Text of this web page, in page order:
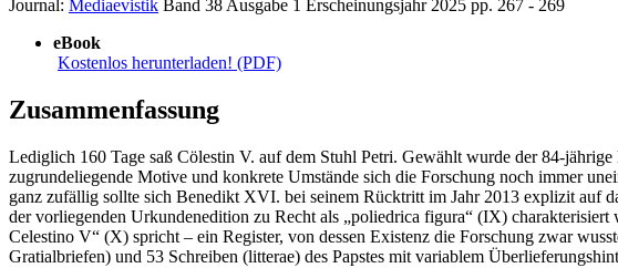
Journal: Mediaevistik Band 38Ausgabe 1 Erscheinungsjahr 2025 pp. 267 - 269
eBook
Kostenlos herunterladen! (PDF)
Zusammenfassung
Lediglich 160 Tage saß Cölestin V. auf dem Stuhl Petri. Gewählt wurde der 84-
zugrundeliegende Motive und konkrete Umstände sich die Forschung noch immer
ganz zufällig sollte sich Benedikt XVI. bei seinem Rücktritt im Jahr 2013 explizit auf
der vorliegenden Urkundenedition zu Recht als „poliedrica figura“ (IX)
Celestino V“ (X) spricht – ein Register, von dessen Existenz die Forschung zwar
Gratialbriefen) und 53 Schreiben (litterae) des Papstes mit variablem